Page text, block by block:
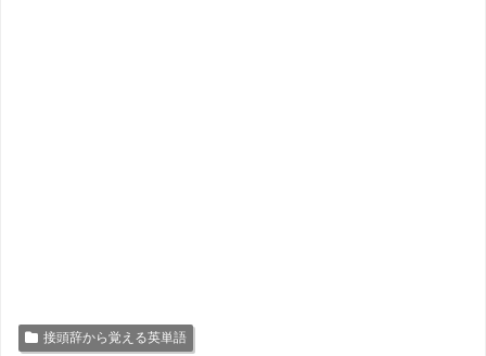
接頭辞から覚える英単語